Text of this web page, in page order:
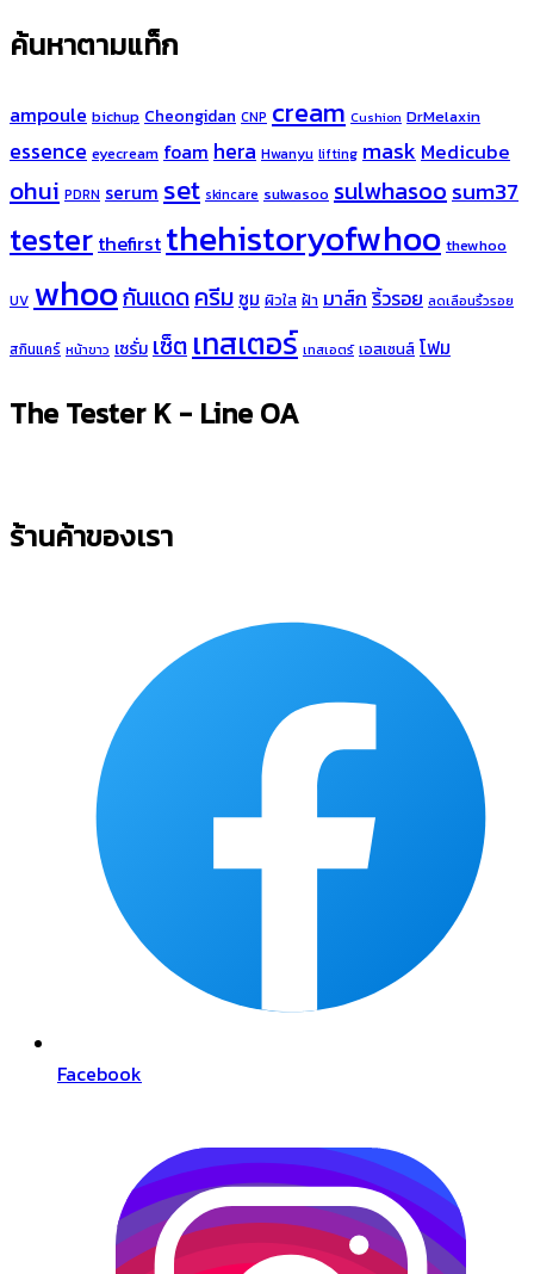
ค้นหาตามแท็ก
ampoule bichup Cheongidan CNP cream Cushion DrMelaxin
essence eyecream foam hera Hwanyu lifting mask Medicube
ohui PDRN serum set skincare sulwasoo sulwhasoosum37
tester thefirst thehistoryofwhoo thewhoo
UV whooกันแดดครีม ซูม ผิวใส ฝ้า มาส์ก ริ้วรอย ลดเลือนริ้วรอย
สกินแคร์ หน้าขาว เซรั่มเซ็ต เทสเตอร์ เทสเอตร์ เอสเซนส์ โฟม
The Tester K - Line OA
ร้านค้าของเรา
Facebook